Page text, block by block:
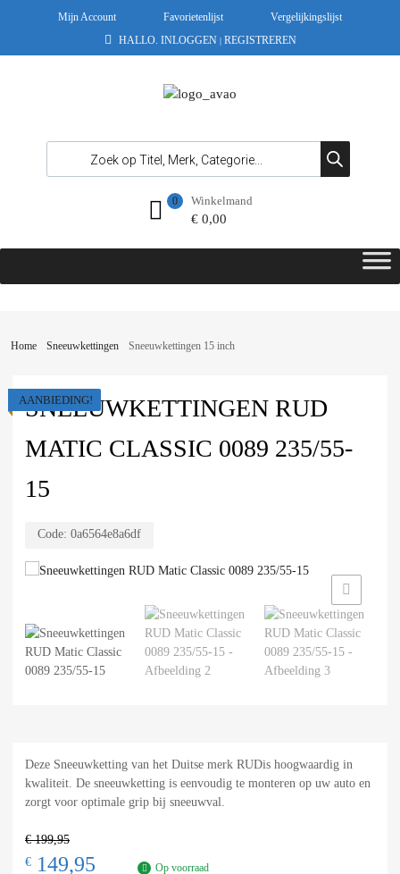
Mijn Account Favorietenlijst
Vergelijkingslijst
HALLO. INLOGGEN | REGISTREREN
Winkelmand
€0,00
0
Home Sneeuwkettingen Sneeuwkettingen 15 inch
SNEEUWKETTINGEN RUD
MATIC CLASSIC 0089 235/55-
15
Code: 0a6564e8a6df
AANBIEDING!
Deze Sneeuwketting van het Duitse merk RUDis hoogwaardig in
kwaliteit. De sneeuwketting is eenvoudig te monteren op uw auto en
zorgt voor optimale grip bij sneeuwval.
€199,95
€ 149,95 Op voorraad